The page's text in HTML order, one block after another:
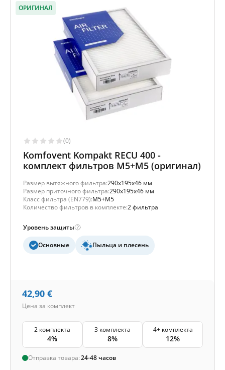
ОРИГИНАЛ
(0)
Komfovent Kompakt RECU 400 -
комплект фильтров M5+M5 (оригинал)
Размер вытяжного фильтра:290x195x46 мм
Размер приточного фильтра:290x195x46 мм
Класс фильтра (EN779):M5+M5
Количество фильтров в комплекте:2 фильтра
Уровень защиты
Основные Пыльца и плесень
42,90 €
Цена за комплект
2 комплекта
4%
3 комплекта
8%
4+ комплекта
12%
Отправка товара:24-48 часов